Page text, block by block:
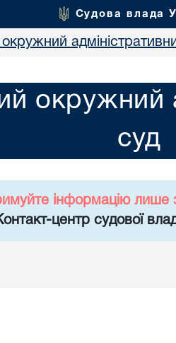
Судова влада
окружний
окружний
суд
інформацію лише
центр судової